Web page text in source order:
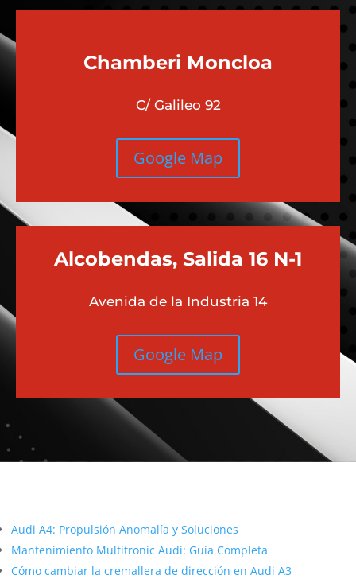
Chamberi Moncloa
C/ Galileo 92
Google Map
Alcobendas, Salida 16 N-1
Avenida de la Industria 14
Google Map
Audi A4: Propulsión Anomalía y Soluciones
Mantenimiento Multitronic Audi: Guía Completa
Cómo cambiar la cremallera de dirección en Audi A3